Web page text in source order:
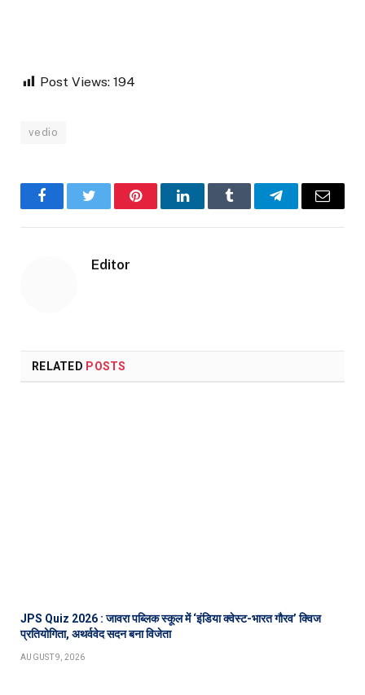
Post Views: 194
vedio
FacebookTwitter PinterestLinkedInTumblr TelegramEmail
Editor
RELATED POSTS
JPS Quiz 2026 : जावरा पब्लिक स्कूल में ‘इंडिया क्वेस्ट-भारत गौरव’ क्विज
प्रतियोगिता, अथर्ववेद सदन बना विजेता
AUGUST 9, 2026